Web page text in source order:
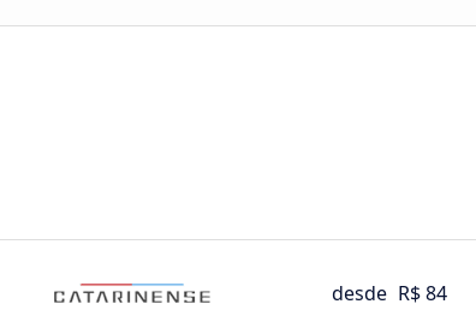
desde R$ 84